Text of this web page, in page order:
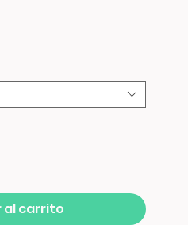
al carrito